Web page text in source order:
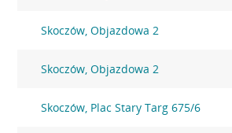
Skoczów, Objazdowa 2
Skoczów, Objazdowa 2
Skoczów, Plac Stary Targ 675/6